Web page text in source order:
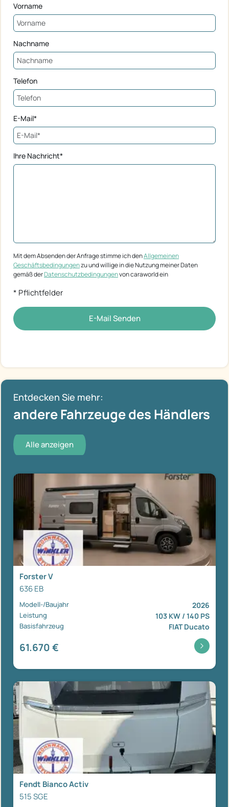
Vorname
Nachname
Telefon
E-Mail*
Ihre Nachricht*
Mit dem Absenden der Anfrage stimme ich denAllgemeinen
Geschäftsbedingungenzu und willige in die Nutzung meiner Daten
gemäß derDatenschutzbedingungenvon caraworld ein
* Pflichtfelder
E-Mail Senden
Entdecken Sie mehr:
andere Fahrzeuge des Händlers
Alle anzeigen
Forster V
636 EB
Modell-/Baujahr 2026
Leistung 103 KW / 140 PS
Basisfahrzeug FIAT Ducato
61.670 €
Fendt Bianco Activ
515 SGE